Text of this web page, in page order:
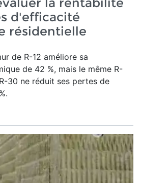
d'efficacité
résidentielle
de R-12 améliore sa
de 42 %, mais le même R-
30 ne réduit ses pertes de